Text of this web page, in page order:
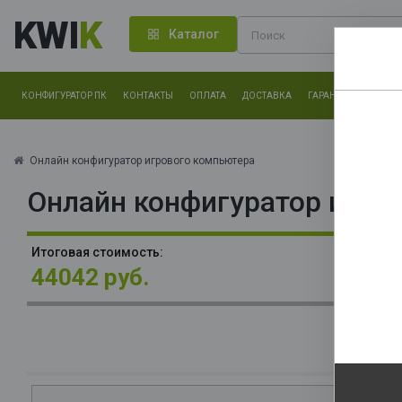
KWIK Каталог
КОНФИГУРАТОР ПК КОНТАКТЫ ОПЛАТА ДОСТАВКА ГАРАНТИЯ
Онлайн конфигуратор игрового компьютера
Онлайн конфигуратор
Итоговая стоимость:
44042 руб.